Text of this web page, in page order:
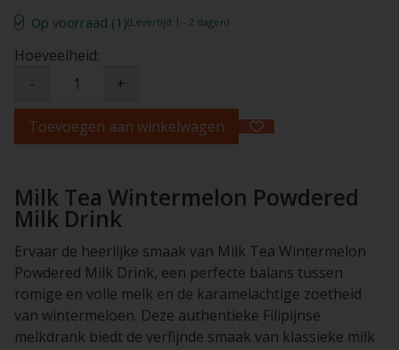
Op voorraad (1)(Levertijd:1 - 2 dagen)
Hoeveelheid:
-
+
Toevoegen aan winkelwagen
Milk Tea Wintermelon Powdered
Milk Drink
Ervaar de heerlijke smaak van Milk Tea Wintermelon
Powdered Milk Drink, een perfecte balans tussen
romige en volle melk en de karamelachtige zoetheid
van wintermeloen. Deze authentieke Filipijnse
melkdrank biedt de verfijnde smaak van klassieke milk